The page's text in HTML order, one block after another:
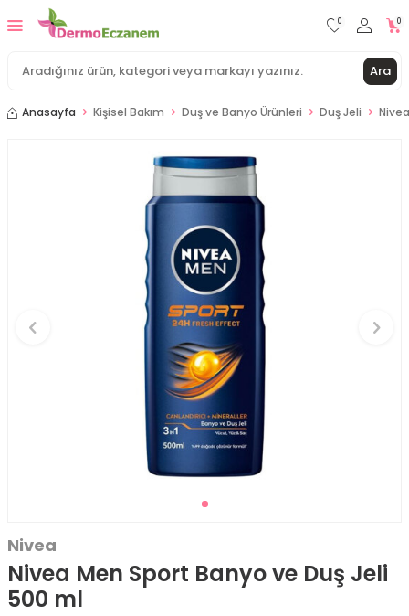
Ara
0 0
Anasayfa Kişisel Bakım Duş ve Banyo Ürünleri Duş Jeli
Nivea
Nivea Men Sport Banyo ve Duş Jeli
500 ml